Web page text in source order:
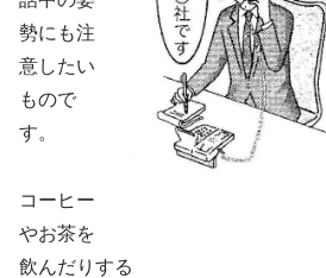
勢にも注
意したい
もので
す。
コーヒー
やお茶を
飲んだりする